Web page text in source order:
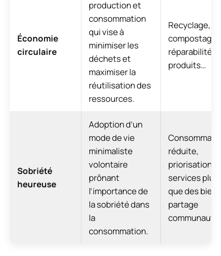
Économie
circulaire
production et
consommation
qui vise à
minimiser les
déchets et
maximiser la
réutilisation des
ressources.
Recyclage,
compostage,
réparabilité
produits…
Sobriété
heureuse
Adoption d’un
mode de vie
minimaliste
volontaire
prônant
l’importance de
la sobriété dans
la
consommation.
réduite,
priorisation
services
que des
partage